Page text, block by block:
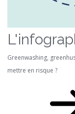
Greenwashing,
mettre en risque ?